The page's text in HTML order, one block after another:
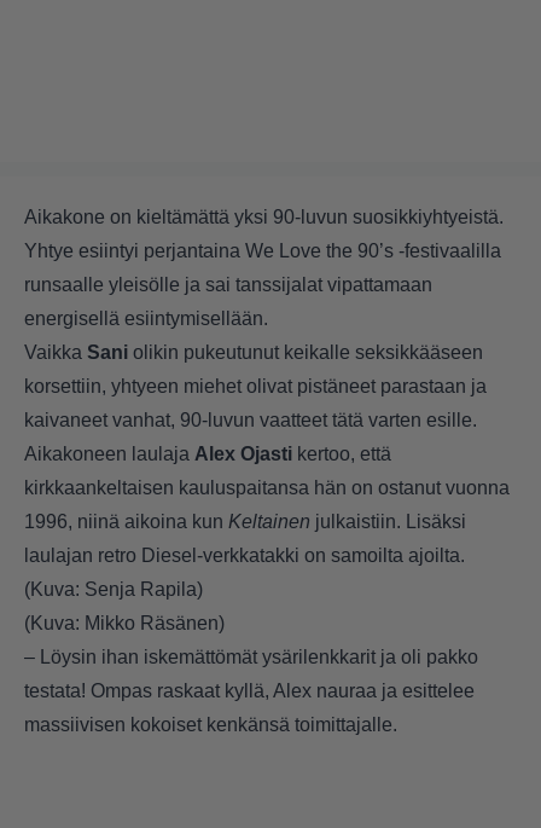
Aikakone on kieltämättä yksi 90-luvun suosikkiyhtyeistä.
Yhtye esiintyi perjantaina We Love the 90’s -festivaalilla
runsaalle yleisölle ja sai tanssijalat vipattamaan
energisellä esiintymisellään.
Vaikka Sani olikin pukeutunut keikalle seksikkääseen
korsettiin, yhtyeen miehet olivat pistäneet parastaan ja
kaivaneet vanhat, 90-luvun vaatteet tätä varten esille.
Aikakoneen laulaja Alex Ojasti kertoo, että
kirkkaankeltaisen kauluspaitansa hän on ostanut vuonna
1996, niinä aikoina kun Keltainen julkaistiin. Lisäksi
laulajan retro Diesel-verkkatakki on samoilta ajoilta.
(Kuva: Senja Rapila)
(Kuva: Mikko Räsänen)
– Löysin ihan iskemättömät ysärilenkkarit ja oli pakko
testata! Ompas raskaat kyllä, Alex nauraa ja esittelee
massiivisen kokoiset kenkänsä toimittajalle.